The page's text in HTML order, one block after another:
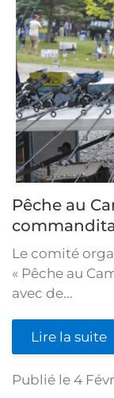
Pêche au
Le comité
« Pêche au
avec de...
Lire la suite
Publié le 4